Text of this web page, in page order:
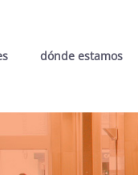
dónde estamos